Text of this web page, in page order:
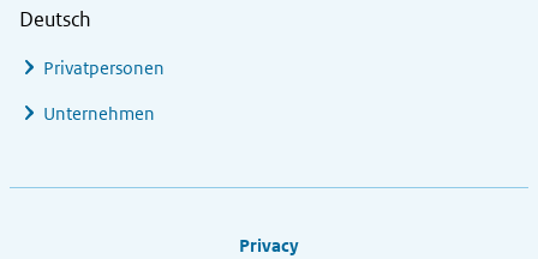
Deutsch
Privatpersonen
Unternehmen
Privacy